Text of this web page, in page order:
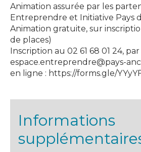
Animation assurée par les
Entreprendre et Initiative Pays
Animation gratuite, sur
de places)
Inscription au 02 61 68 01 24, par
espace.entreprendre@pays-
en ligne : https://forms.gle/
Informations